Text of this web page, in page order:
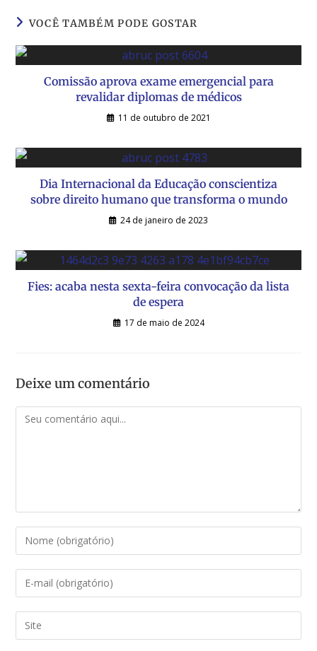
VOCÊ TAMBÉM PODE GOSTAR
Comissão aprova exame emergencial para
revalidar diplomas de médicos
11 de outubro de 2021
Dia Internacional da Educação conscientiza
sobre direito humano que transforma o mundo
24 de janeiro de 2023
Fies: acaba nesta sexta-feira convocação da lista
de espera
17 de maio de 2024
Deixe um comentário